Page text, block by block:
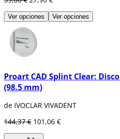
Ver opciones Ver opciones
Proart CAD Splint Clear:
(98.5 mm)
de IVOCLAR VIVADENT
144,37 € 101,06 €